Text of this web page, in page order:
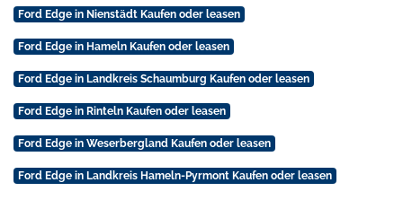
Ford Edge in Nienstädt Kaufen oder leasen
Ford Edge in Hameln Kaufen oder leasen
Ford Edge in Landkreis Schaumburg Kaufen oder leasen
Ford Edge in Rinteln Kaufen oder leasen
Ford Edge in Weserbergland Kaufen oder leasen
Ford Edge in Landkreis Hameln-Pyrmont Kaufen oder leasen